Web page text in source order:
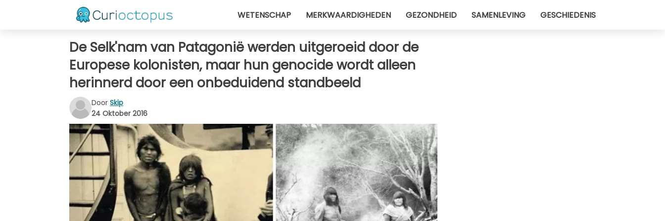
WETENSCHAP MERKWAARDIGHEDEN GEZONDHEID SAMENLEVING GESCHIEDENIS
De Selk'nam van Patagonië werden uitgeroeid door de
Europese kolonisten, maar hun genocide wordt alleen
herinnerd door een onbeduidend standbeeld
Door Skip
24 Oktober 2016